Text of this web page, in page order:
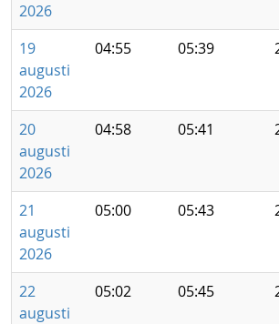
2026
19
augusti
2026
04:55 05:39
20
augusti
2026
04:58 05:41
21
augusti
2026
05:00 05:43
22
augusti
05:02 05:45